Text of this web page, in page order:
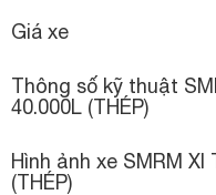
Giá xe
Thông số kỹ thuật
40.000L (THÉP)
Hình ảnh xe SMRM XI
(THÉP)